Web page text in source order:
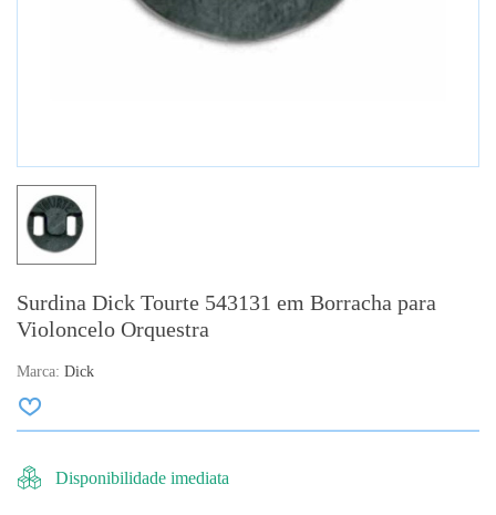
Surdina Dick Tourte 543131 em Borracha para
Violoncelo Orquestra
Marca: Dick
Disponibilidade imediata